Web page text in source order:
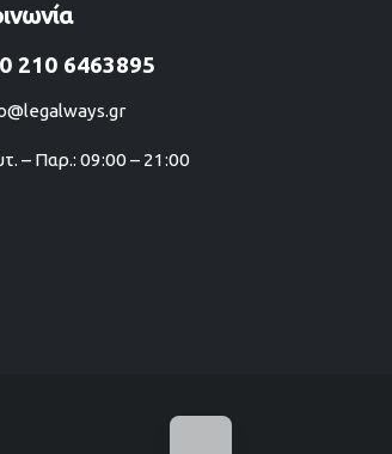
210 6463895
– Παρ.: 09:00 – 21:00